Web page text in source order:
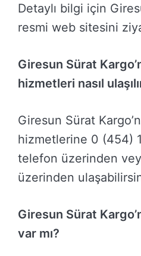
Detaylı bilgi için
resmi web sitesini
Giresun Sürat
hizmetleri nasıl
Giresun Sürat
hizmetlerine 0 (454)
telefon üzerinden
üzerinden
Giresun Sürat
var mı?